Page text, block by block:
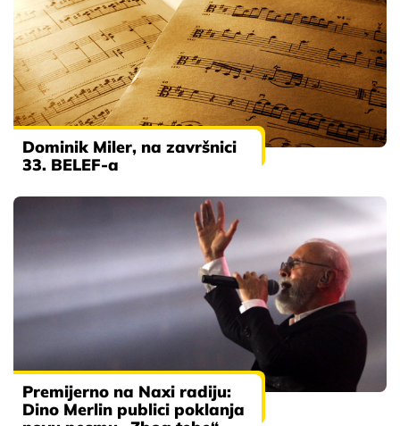
Dominik Miler, na završnici
33. BELEF-a
Premijerno na Naxi radiju:
Dino Merlin publici poklanja